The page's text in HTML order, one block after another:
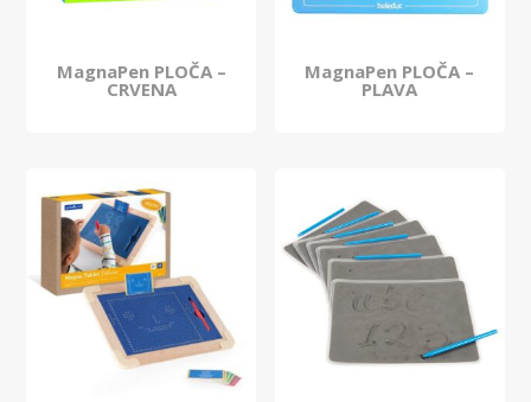
MagnaPen PLOČA –
CRVENA
MagnaPen PLOČA –
PLAVA